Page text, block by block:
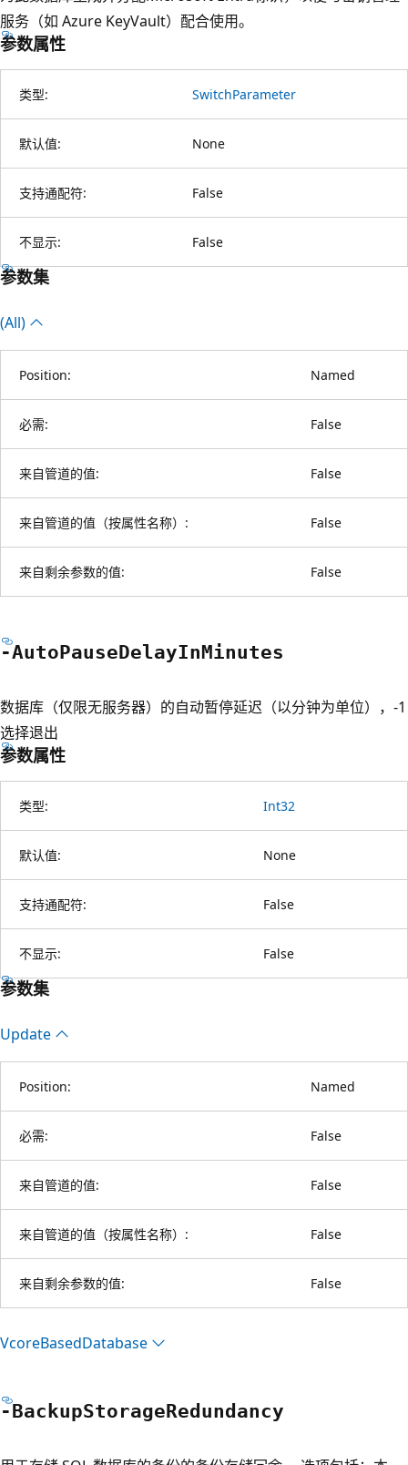
服务（如 Azure KeyVault）配合使用。
参数属性
类型: SwitchParameter
默认值: None
支持通配符: False
不显示: False
参数集
(All)
Position: Named
必需: False
来自管道的值: False
来自管道的值（按属性名称）: False
来自剩余参数的值: False
-AutoPauseDelayInMinutes
数据库（仅限无服务器）的自动暂停延迟（以分钟为单位），-1
选择退出
参数属性
类型: Int32
默认值: None
支持通配符: False
不显示: False
参数集
Update
Position: Named
必需: False
来自管道的值: False
来自管道的值（按属性名称）: False
来自剩余参数的值: False
VcoreBasedDatabase
-BackupStorageRedundancy